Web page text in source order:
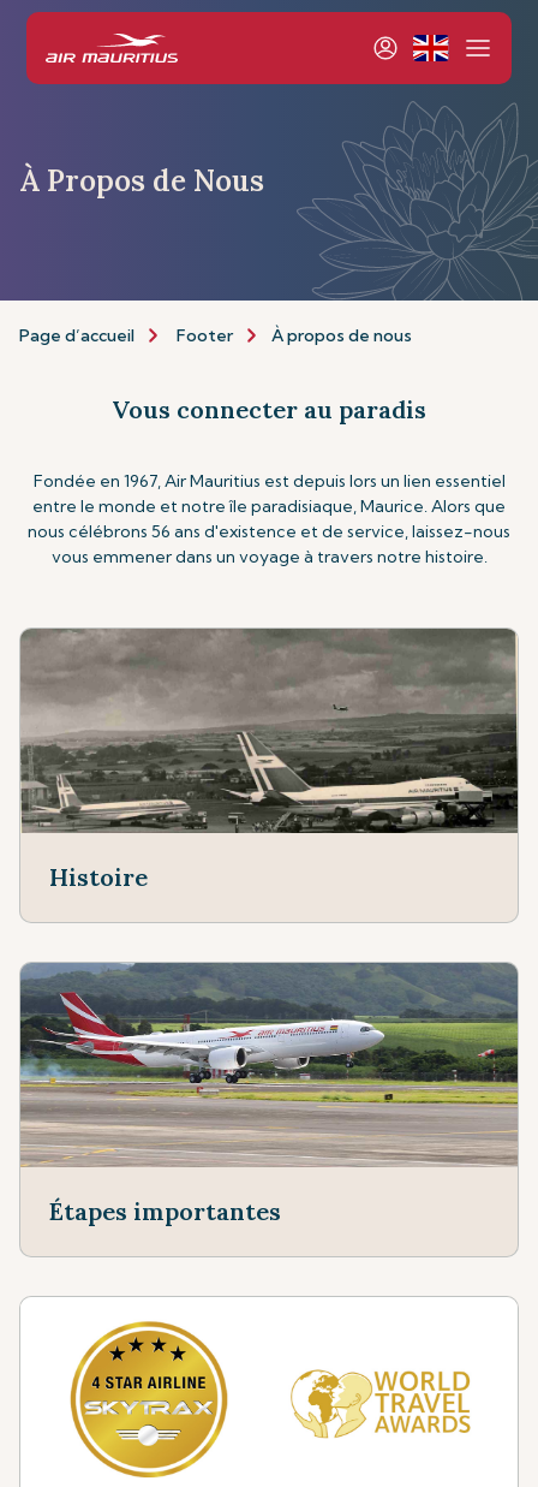
À Propos de Nous
Page d’accueil Footer À propos de nous
Vous connecter au paradis
Fondée en 1967, Air Mauritius est depuis lors un lien essentiel
entre le monde et notre île paradisiaque, Maurice. Alors que
nous célébrons 56 ans d'existence et de service, laissez-nous
vous emmener dans un voyage à travers notre histoire.
Histoire
Étapes importantes